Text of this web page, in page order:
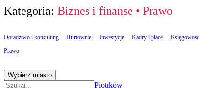
Kategoria: Biznes i finanse • Prawo
Doradztwo i konsulting Hurtownie Inwestycje Kadry i płace
Księgowość
Prawo
Wybierz miasto
Piotrków